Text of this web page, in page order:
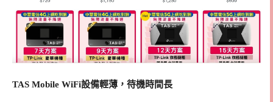
TAS Mobile WiFi設備輕薄，待機時間長